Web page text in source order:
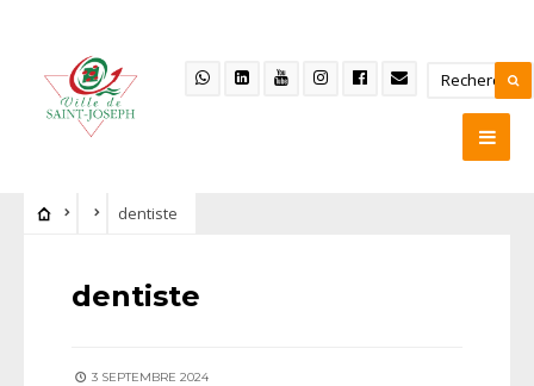
dentiste
dentiste
3 SEPTEMBRE 2024